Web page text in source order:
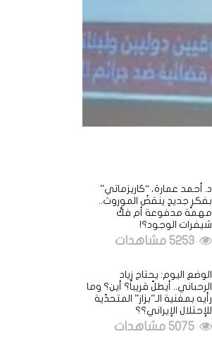
د. أحمد عمارة، “كاريزماتي”
بفكرٍ جديدٍ ينقضُ الموروث..
مهمة مدفوعة أم فكُّ
شيفرات الوجود؟!
الوضع اليوم: يحتاج زياد
الرحباني.. أيطلّ قريباً؟ أين؟ وما
رأيه بمغنية الـ”بزاز” المتحدّية
للإحتلال الإيراني؟؟